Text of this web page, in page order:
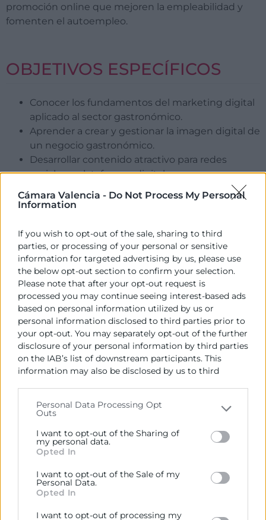
Cámara Valencia - Do Not Process My Personal
Information
If you wish to opt-out of the sale, sharing to third
parties, or processing of your personal or sensitive
information for targeted advertising by us, please use
the below opt-out section to confirm your selection.
Please note that after your opt-out request is
processed you may continue seeing interest-based ads
based on personal information utilized by us or
personal information disclosed to third parties prior to
your opt-out. You may separately opt-out of the further
disclosure of your personal information by third parties
on the IAB’s list of downstream participants. This
information may also be disclosed by us to third
Please note that this website/app uses one or more
Google services and may gather and store information
including but not limited to your visit or usage
behaviour. You may click to grant or deny consent to
below specified purposes in below Google consent
section.
Personal Data Processing Opt
Outs
I want to opt-out of the Sharing of
my personal data.
Opted In
I want to opt-out of the Sale of my
Personal Data.
Opted In
I want to opt-out of processing my
promoción online que mejoren la empleabilidad y
fomenten el autoempleo.
OBJETIVOS ESPECÍFICOS
Conocer los fundamentos del marketing digital
aplicado al sector gastronómico.
Aprender a crear y gestionar la imagen digital de
un negocio gastronómico.
Desarrollar contenido atractivo para redes
sociales y plataformas digitales.
Aplicar herramientas básicas de publicidad
online para restaurantes y cafeterías.
las competencias digitales orientadas al empleo
y emprendimiento.
LUGAR
Mediterráneo Culinary Center (Avenida del Cid, 56,
46018 Valencia)
PROGRAMA
BLOQUE 1 (20h)
EMPLEABILIDAD Y HABILIDADES
SOCIALES
HERRAMIENTAS SOCIAL MEDIA PARA LA
BÚSQUEDA DE EMPEO
BLOQUE 2 (30h)
DIGITAL